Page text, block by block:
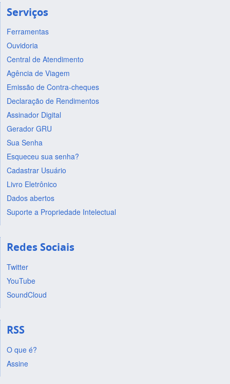
Serviços
Ferramentas
Ouvidoria
Central de Atendimento
Agência de Viagem
Emissão de Contra-cheques
Declaração de Rendimentos
Assinador Digital
Gerador GRU
Sua Senha
Esqueceu sua senha?
Cadastrar Usuário
Livro Eletrônico
Dados abertos
Suporte a Propriedade Intelectual
Redes Sociais
Twitter
YouTube
SoundCloud
RSS
O que é?
Assine